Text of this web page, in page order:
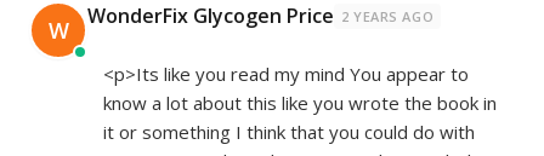
W WonderFix Glycogen Price 2 YEARS AGO
<p>Its like you read my mind You appear to
know a lot about this like you wrote the book in
it or something I think that you could do with